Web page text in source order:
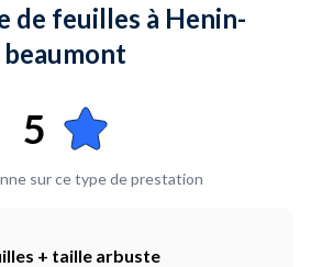
de feuilles à Henin-
beaumont
5
sur ce type de prestation
+ taille arbuste